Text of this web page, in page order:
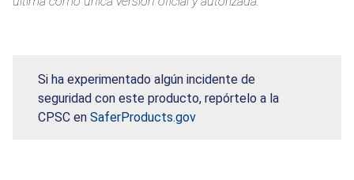
Si ha experimentado algún incidente de
seguridad con este producto, repórtelo a la
CPSC en SaferProducts.gov